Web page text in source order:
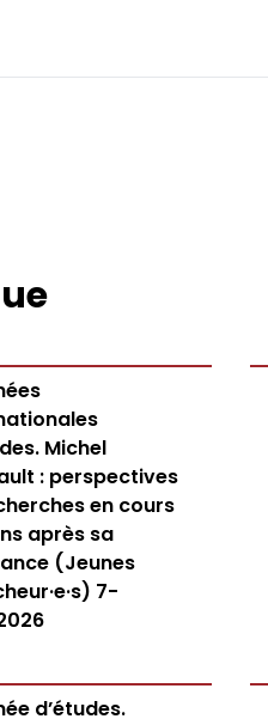
Michel
: perspectives
en cours
après sa
(Jeunes
7-
d’études.